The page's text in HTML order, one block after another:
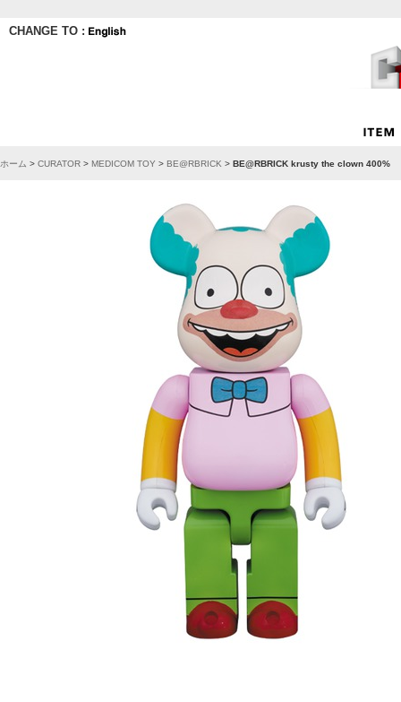
CHANGE TO :
ホーム > CURATOR > MEDICOM TOY > BE@RBRICK > BE@RBRICK krusty the clown 400%